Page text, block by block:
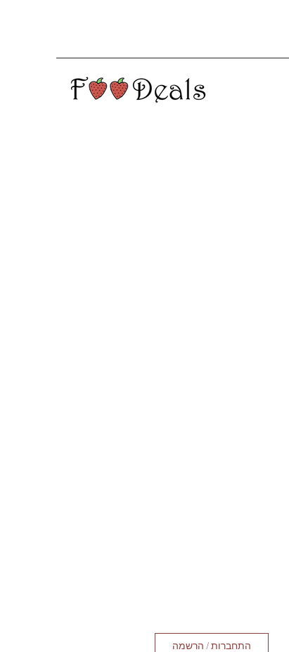
התחברות / הרשמה